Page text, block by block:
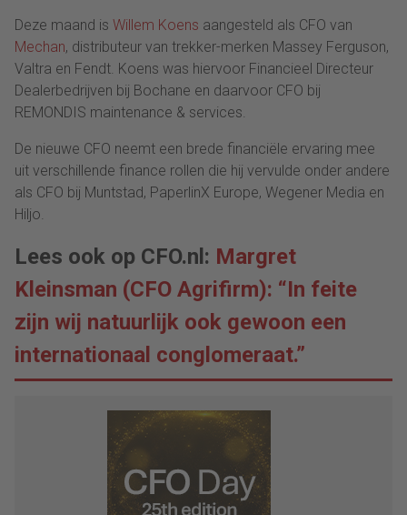
Deze maand is Willem Koens aangesteld als CFO van
Mechan, distributeur van trekker-merken Massey Ferguson,
Valtra en Fendt. Koens was hiervoor Financieel Directeur
Dealerbedrijven bij Bochane en daarvoor CFO bij
REMONDIS maintenance & services.
De nieuwe CFO neemt een brede financiële ervaring mee
uit verschillende finance rollen die hij vervulde onder andere
als CFO bij Muntstad, PaperlinX Europe, Wegener Media en
Hiljo.
Lees ook op CFO.nl: Margret
Kleinsman (CFO Agrifirm): “In feite
zijn wij natuurlijk ook gewoon een
internationaal conglomeraat.”